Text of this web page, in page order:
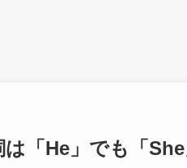
「He」でも「